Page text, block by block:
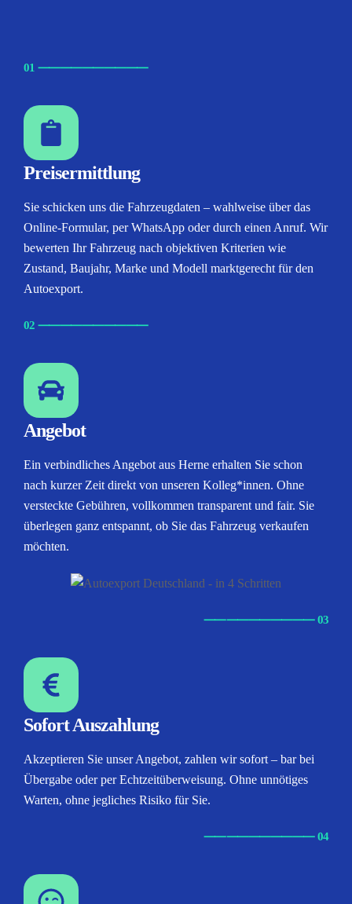
01 ⸺⸺⸺⸺⸺
Preisermittlung
Sie schicken uns die Fahrzeugdaten – wahlweise über das
Online-Formular, per WhatsApp oder durch einen Anruf. Wir
bewerten Ihr Fahrzeug nach objektiven Kriterien wie
Zustand, Baujahr, Marke und Modell marktgerecht für den
Autoexport.
02 ⸺⸺⸺⸺⸺
Angebot
Ein verbindliches Angebot aus Herne erhalten Sie schon
nach kurzer Zeit direkt von unseren Kolleg*innen. Ohne
versteckte Gebühren, vollkommen transparent und fair. Sie
überlegen ganz entspannt, ob Sie das Fahrzeug verkaufen
möchten.
⸺⸺⸺⸺⸺ 03
Sofort Auszahlung
Akzeptieren Sie unser Angebot, zahlen wir sofort – bar bei
Übergabe oder per Echtzeitüberweisung. Ohne unnötiges
Warten, ohne jegliches Risiko für Sie.
⸺⸺⸺⸺⸺ 04